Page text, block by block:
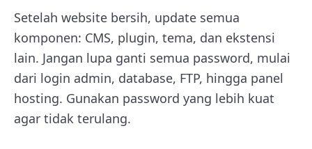
Setelah website bersih, update semua
komponen: CMS, plugin, tema, dan ekstensi
lain. Jangan lupa ganti semua password, mulai
dari login admin, database, FTP, hingga panel
hosting. Gunakan password yang lebih kuat
agar tidak terulang.